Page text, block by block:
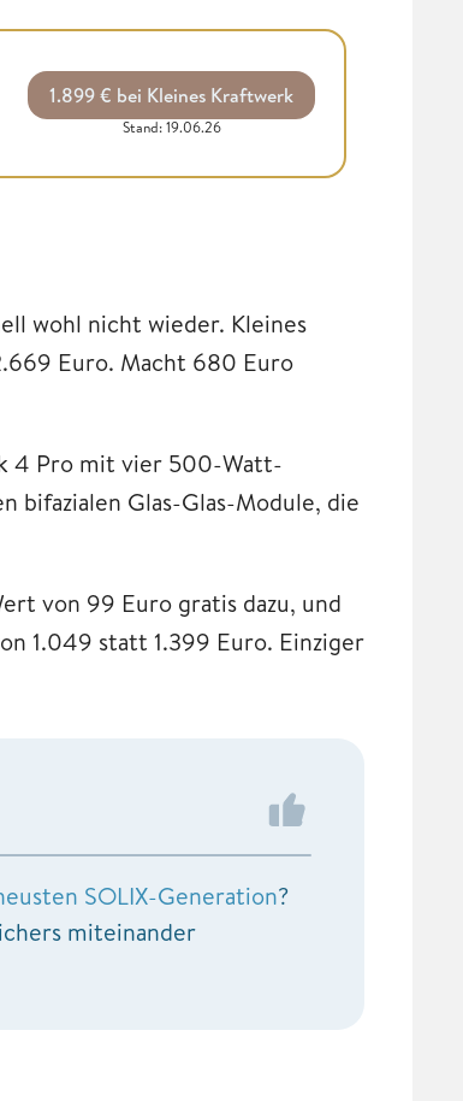
1.899 € bei Kleines Kraftwerk
Stand: 19.06.26
wohl nicht wieder. Kleines
Euro. Macht 680 Euro
4 Pro mit vier 500-Watt-
bifazialen Glas-Glas-Module, die
von 99 Euro gratis dazu, und
1.049 statt 1.399 Euro. Einziger
SOLIX-Generation?
miteinander